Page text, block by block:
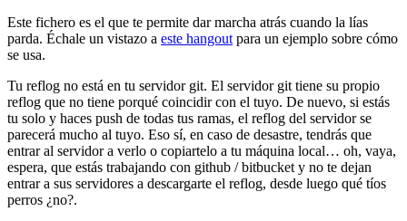
Este fichero es el que te permite dar marcha atrás cuando la lías
parda. Échale un vistazo a este hangout para un ejemplo sobre cómo
se usa.
Tu reflog no está en tu servidor git. El servidor git tiene su propio
reflog que no tiene porqué coincidir con el tuyo. De nuevo, si estás
tu solo y haces push de todas tus ramas, el reflog del servidor se
parecerá mucho al tuyo. Eso sí, en caso de desastre, tendrás que
entrar al servidor a verlo o copiartelo a tu máquina local… oh, vaya,
espera, que estás trabajando con github / bitbucket y no te dejan
entrar a sus servidores a descargarte el reflog, desde luego qué tíos
perros ¿no?.